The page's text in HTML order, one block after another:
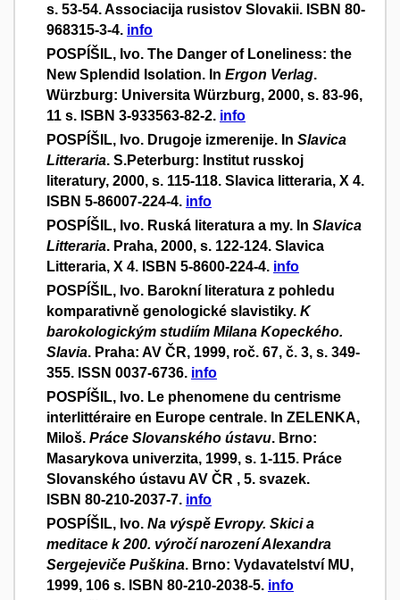
s. 53-54. Associacija rusistov Slovakii. ISBN 80-
968315-3-4. info
POSPÍŠIL, Ivo. The Danger of Loneliness: the
New Splendid Isolation. In Ergon Verlag.
Würzburg: Universita Würzburg, 2000, s. 83-96,
11 s. ISBN 3-933563-82-2. info
POSPÍŠIL, Ivo. Drugoje izmerenije. In Slavica
Litteraria. S.Peterburg: Institut russkoj
literatury, 2000, s. 115-118. Slavica litteraria, X 4.
ISBN 5-86007-224-4. info
POSPÍŠIL, Ivo. Ruská literatura a my. In Slavica
Litteraria. Praha, 2000, s. 122-124. Slavica
Litteraria, X 4. ISBN 5-8600-224-4. info
POSPÍŠIL, Ivo. Barokní literatura z pohledu
komparativně genologické slavistiky. K
barokologickým studiím Milana Kopeckého.
Slavia. Praha: AV ČR, 1999, roč. 67, č. 3, s. 349-
355. ISSN 0037-6736. info
POSPÍŠIL, Ivo. Le phenomene du centrisme
interlittéraire en Europe centrale. In ZELENKA,
Miloš. Práce Slovanského ústavu. Brno:
Masarykova univerzita, 1999, s. 1-115. Práce
Slovanského ústavu AV ČR , 5. svazek.
ISBN 80-210-2037-7. info
POSPÍŠIL, Ivo. Na výspě Evropy. Skici a
meditace k 200. výročí narození Alexandra
Sergejeviče Puškina. Brno: Vydavatelství MU,
1999, 106 s. ISBN 80-210-2038-5. info